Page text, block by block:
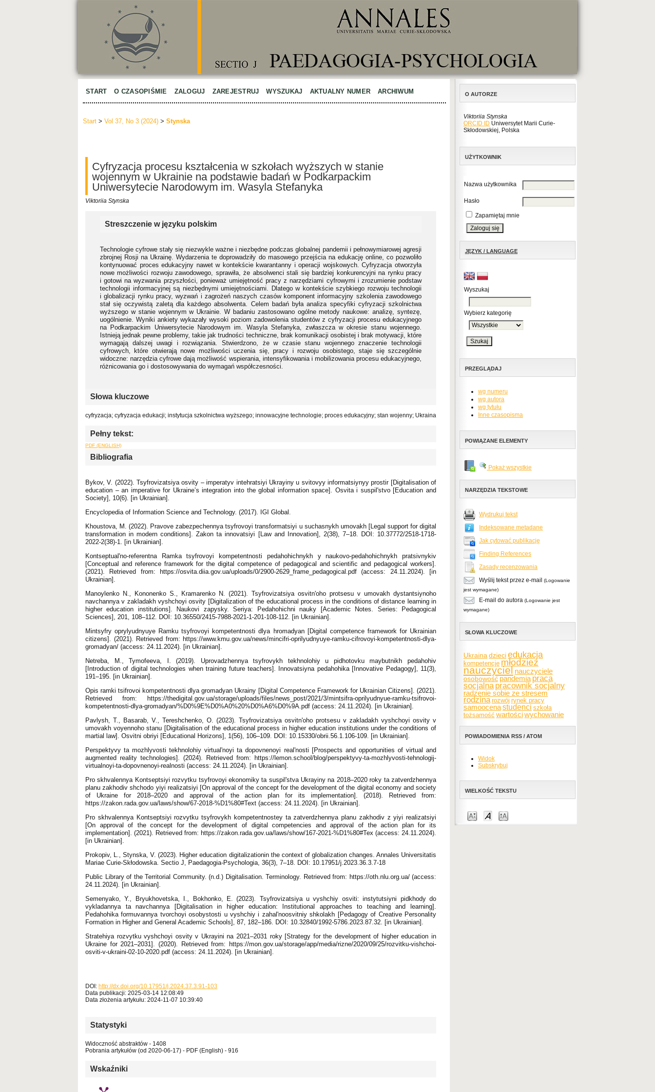
O AUTORZE
Viktoriia Stynska
ORCID ID Uniwersytet Marii Curie-
Skłodowskiej, Polska
UŻYTKOWNIK
Nazwa użytkownika
Hasło
Zapamiętaj mnie
JĘZYK / LANGUAGE
Wyszukaj
Wybierz kategorię
PRZEGLĄDAJ
wg numeru
wg autora
wg tytułu
Inne czasopisma
POWIĄZANE ELEMENTY
Pokaż wszystkie
NARZĘDZIA TEKSTOWE
Wydrukuj tekst
Indeksowane metadane
Jak cytować publikację
Finding References
Zasady recenzowania
Wyślij tekst przez e-mail
(Logowanie
jest wymagane)
E-mail do autora (Logowanie jest
wymagane)
SŁOWA KLUCZOWE
Ukraina dzieci edukacja
kompetencje młodzież
nauczyciel nauczyciele
osobowość pandemia praca
socjalna pracownik socjalny
radzenie sobie ze stresem
rodzina rozwój rynek pracy
samoocenastudenci szkoła
tożsamość wartościwychowanie
POWIADOMIENIA RSS / ATOM
Widok
Subskrybuj
WIELKOŚĆ TEKSTU
START O CZASOPIŚMIE ZALOGUJ ZAREJESTRUJ WYSZUKAJ AKTUALNY NUMER ARCHIWUM
Start > Vol 37, No 3 (2024) > Stynska
Cyfryzacja procesu kształcenia w szkołach wyższych w stanie
wojennym w Ukrainie na podstawie badań w Podkarpackim
Uniwersytecie Narodowym im. Wasyla Stefanyka
Viktoriia Stynska
Streszczenie w języku polskim
Technologie cyfrowe stały się niezwykle ważne i niezbędne podczas globalnej pandemii i pełnowymiarowej agresji
zbrojnej Rosji na Ukrainę. Wydarzenia te doprowadziły do masowego przejścia na edukację online, co pozwoliło
kontynuować proces edukacyjny nawet w kontekście kwarantanny i operacji wojskowych. Cyfryzacja otworzyła
nowe możliwości rozwoju zawodowego, sprawiła, że absolwenci stali się bardziej konkurencyjni na rynku pracy
i gotowi na wyzwania przyszłości, ponieważ umiejętność pracy z narzędziami cyfrowymi i zrozumienie podstaw
technologii informacyjnej są niezbędnymi umiejętnościami. Dlatego w kontekście szybkiego rozwoju technologii
i globalizacji rynku pracy, wyzwań i zagrożeń naszych czasów komponent informacyjny szkolenia zawodowego
stał się oczywistą zaletą dla każdego absolwenta. Celem badań była analiza specyfiki cyfryzacji szkolnictwa
wyższego w stanie wojennym w Ukrainie. W badaniu zastosowano ogólne metody naukowe: analizę, syntezę,
uogólnienie. Wyniki ankiety wykazały wysoki poziom zadowolenia studentów z cyfryzacji procesu edukacyjnego
na Podkarpackim Uniwersytecie Narodowym im. Wasyla Stefanyka, zwłaszcza w okresie stanu wojennego.
Istnieją jednak pewne problemy, takie jak trudności techniczne, brak komunikacji osobistej i brak motywacji, które
wymagają dalszej uwagi i rozwiązania. Stwierdzono, że w czasie stanu wojennego znaczenie technologii
cyfrowych, które otwierają nowe możliwości uczenia się, pracy i rozwoju osobistego, staje się szczególnie
widoczne: narzędzia cyfrowe dają możliwość wspierania, intensyfikowania i mobilizowania procesu edukacyjnego,
różnicowania go i dostosowywania do wymagań współczesności.
Słowa kluczowe
cyfryzacja; cyfryzacja edukacji; instytucja szkolnictwa wyższego; innowacyjne technologie; proces edukacyjny; stan wojenny; Ukraina
Pełny tekst:
PDF (ENGLISH)
Bibliografia
Bykov, V. (2022). Tsyfrovizatsiya osvity – imperatyv intehratsiyi Ukrayiny u svitovyy informatsiynyy prostir [Digitalisation of
education – an imperative for Ukraine’s integration into the global information space]. Osvita i suspilʹstvo [Education and
Society], 10(6). [in Ukrainian].
Encyclopedia of Information Science and Technology. (2017). IGI Global.
Khoustova, M. (2022). Pravove zabezpechennya tsyfrovoyi transformatsiyi u suchasnykh umovakh [Legal support for digital
transformation in modern conditions]. Zakon ta innovatsiyi [Law and Innovation], 2(38), 7–18. DOI: 10.37772/2518-1718-
2022-2(38)-1. [in Ukrainian].
Kontseptualʹno-referentna Ramka tsyfrovoyi kompetentnosti pedahohichnykh y naukovo-pedahohichnykh pratsivnykiv
[Conceptual and reference framework for the digital competence of pedagogical and scientific and pedagogical workers].
(2021). Retrieved from: https://osvita.diia.gov.ua/uploads/0/2900-2629_frame_pedagogical.pdf (access: 24.11.2024). [in
Ukrainian].
Manoylenko N., Kononenko S., Kramarenko N. (2021). Tsyfrovizatsiya osvitnʹoho protsesu v umovakh dystantsiynoho
navchannya v zakladakh vyshchoyi osvity [Digitalization of the educational process in the conditions of distance learning in
higher education institutions]. Naukovi zapysky. Seriya: Pedahohichni nauky [Academic Notes. Series: Pedagogical
Sciences], 201, 108–112. DOI: 10.36550/2415-7988-2021-1-201-108-112. [in Ukrainian].
Mintsyfry oprylyudnyuye Ramku tsyfrovoyi kompetentnosti dlya hromadyan [Digital competence framework for Ukrainian
citizens]. (2021). Retrieved from: https://www.kmu.gov.ua/news/mincifri-oprilyudnyuye-ramku-cifrovoyi-kompetentnosti-dlya-
gromadyan/ (access: 24.11.2024). [in Ukrainian].
Netreba, M., Tymofeeva, I. (2019). Uprovadzhennya tsyfrovykh tekhnolohiy u pidhotovku maybutnikh pedahohiv
[Іntroduction of digital technologies when training future teachers]. Innovatsiyna pedahohika [Innovative Pedagogy], 11(3),
191–195. [in Ukrainian].
Opis ramki tsifrovoi kompetentnosti dlya gromadyan Ukrainy [Digital Competence Framework for Ukrainian Citizens]. (2021).
Retrieved from: https://thedigital.gov.ua/storage/uploads/files/news_post/2021/3/mintsifra-oprilyudnyue-ramku-tsifrovoi-
kompetentnosti-dlya-gromadyan/%D0%9E%D0%A0%20%D0%A6%D0%9A.pdf (access: 24.11.2024). [in Ukrainian].
Pavlysh, T., Basarab, V., Tereshchenko, O. (2023). Tsyfrovizatsiya osvitnʹoho protsesu v zakladakh vyshchoyi osvity v
umovakh voyennoho stanu [Digitalisation of the educational process in higher education institutions under the conditions of
martial law]. Osvitni obriyi [Educational Horizons], 1(56), 106–109. DOI: 10.15330/obrii.56.1.106-109. [in Ukrainian].
Perspektyvy ta mozhlyvosti tekhnolohiy virtualʹnoyi ta dopovnenoyi realʹnosti [Prospects and opportunities of virtual and
augmented reality technologies]. (2024). Retrieved from: https://lemon.school/blog/perspektyvy-ta-mozhlyvosti-tehnologij-
virtualnoyi-ta-dopovnenoyi-realnosti (access: 24.11.2024). [in Ukrainian].
Pro skhvalennya Kontseptsiyi rozvytku tsyfrovoyi ekonomiky ta suspilʹstva Ukrayiny na 2018–2020 roky ta zatverdzhennya
planu zakhodiv shchodo yiyi realizatsiyi [On approval of the concept for the development of the digital economy and society
of Ukraine for 2018–2020 and approval of the action plan for its implementation]. (2018). Retrieved from:
https://zakon.rada.gov.ua/laws/show/67-2018-%D1%80#Text (access: 24.11.2024). [in Ukrainian].
Pro skhvalennya Kontseptsiyi rozvytku tsyfrovykh kompetentnostey ta zatverdzhennya planu zakhodiv z yiyi realizatsiyi
[On approval of the concept for the development of digital competencies and approval of the action plan for its
implementation]. (2021). Retrieved from: https://zakon.rada.gov.ua/laws/show/167-2021-%D1%80#Tex (access: 24.11.2024).
[in Ukrainian].
Prokopiv, L., Stynska, V. (2023). Higher education digitalizationin the context of globalization changes. Annales Universitatis
Mariae Curie-Skłodowska. Sectio J, Paedagogia-Psychologia, 36(3), 7–18. DOI: 10.17951/j.2023.36.3.7-18
Public Library of the Territorial Community. (n.d.) Digitalisation. Terminology. Retrieved from: https://oth.nlu.org.ua/ (access:
24.11.2024). [in Ukrainian].
Semenyako, Y., Bryukhovetska, I., Bokhonko, E. (2023). Tsyfrovizatsiya u vyshchiy osviti: instytutsiyni pidkhody do
vykladannya ta navchannya [Digitalisation in higher education: Institutional approaches to teaching and learning].
Pedahohika formuvannya tvorchoyi osobystosti u vyshchiy i zahalʹnoosvitniy shkolakh [Pedagogy of Creative Personality
Formation in Higher and General Academic Schools], 87, 182–186. DOI: 10.32840/1992-5786.2023.87.32. [in Ukrainian].
Stratehiya rozvytku vyshchoyi osvity v Ukrayini na 2021–2031 roky [Strategy for the development of higher education in
Ukraine for 2021–2031]. (2020). Retrieved from: https://mon.gov.ua/storage/app/media/rizne/2020/09/25/rozvitku-vishchoi-
osviti-v-ukraini-02-10-2020.pdf (access: 24.11.2024). [in Ukrainian].
DOI: http://dx.doi.org/10.17951/j.2024.37.3.91-103
Data publikacji: 2025-03-14 12:08:49
Data złożenia artykułu: 2024-11-07 10:39:40
Statystyki
Widoczność abstraktów - 1408
Pobrania artykułów (od 2020-06-17) - PDF (English) - 916
Wskaźniki